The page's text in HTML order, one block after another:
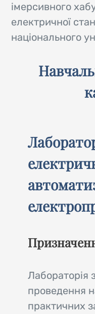
імерсивного
електричної
національного
Лабораторія
проведення
практичних